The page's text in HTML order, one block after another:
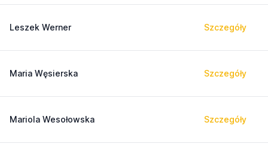
Leszek Werner Szczegóły
Maria Węsierska Szczegóły
Mariola Wesołowska Szczegóły